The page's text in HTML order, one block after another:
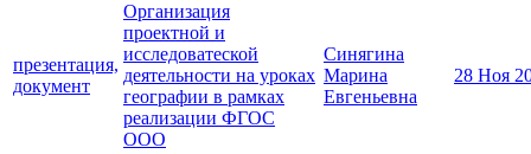
презентация,
документ
Организация
проектной и
исследоватеской
деятельности на уроках
географии в рамках
реализации ФГОС
ООО
Синягина
Марина
Евгеньевна
28 Ноя